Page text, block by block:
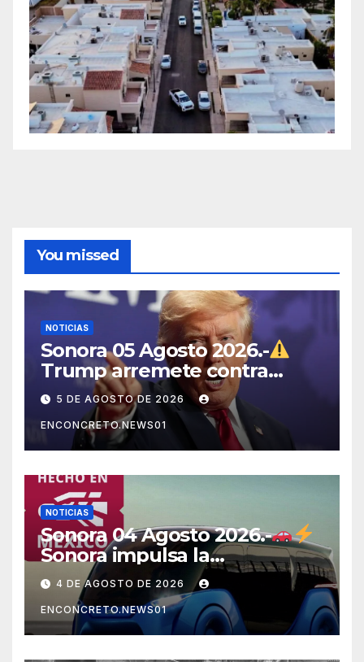
You missed
NOTICIAS
Sonora 05 Agosto 2026.-
Trump arremete contra
México, Canadá y otras
potencias por supuestos
abusos comerciales
5 DE AGOSTO DE 2026
ENCONCRETO.NEWS01
NOTICIAS
Sonora 04 Agosto 2026.-
Sonora impulsa la
electromovilidad con
«Beyond», un vehículo
eléctrico desarrollado junto
al ITH
4 DE AGOSTO DE 2026
ENCONCRETO.NEWS01